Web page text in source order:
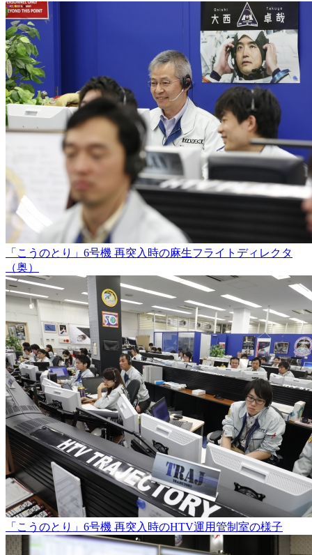
「こうのとり」6号機 再突入時の麻生フライトディレクタ
（奥）
「こうのとり」6号機 再突入時のHTV運用管制室の様子